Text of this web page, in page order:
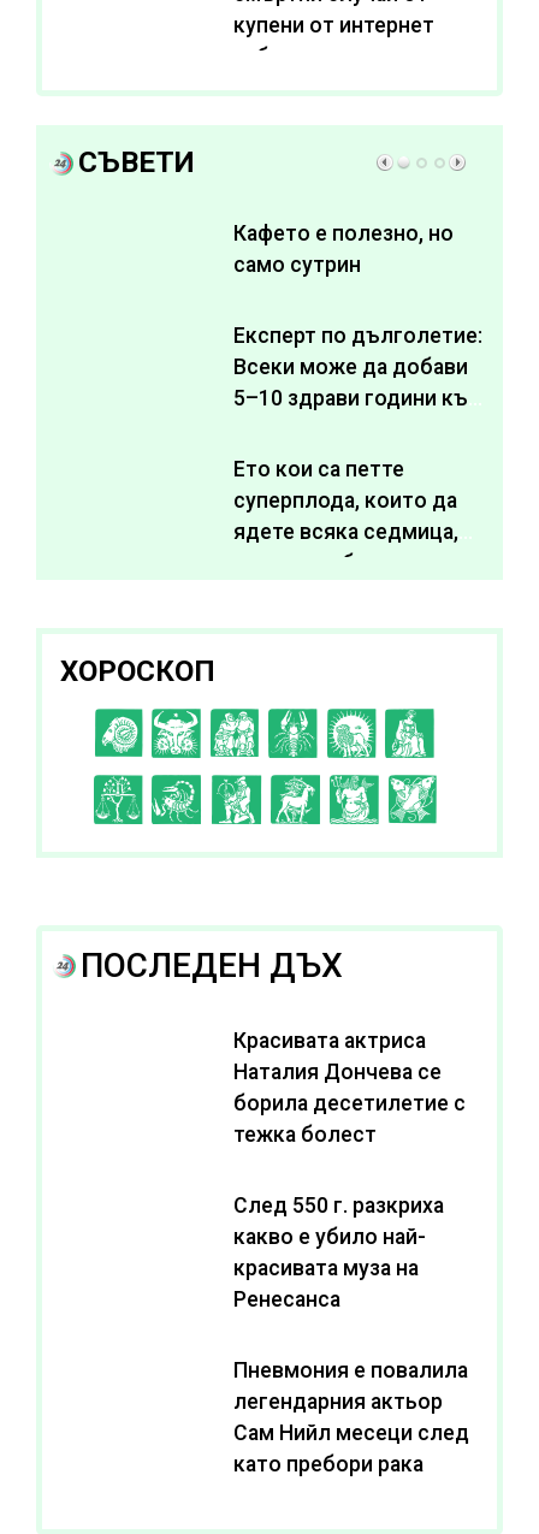
купени от интернет
субстанции за
отслабване
СЪВЕТИ
Кафето е полезно, но
само сутрин
Експерт по дълголетие:
Всеки може да добави
5–10 здрави години към
Ето кои са петте
суперплода, които да
ядете всяка седмица,
за да подобрите
ХОРОСКОП
C D EFGH
I J K L A B
ПОСЛЕДЕН ДЪХ
Красивата актриса
Наталия Дончева се
борила десетилетие с
тежка болест
След 550 г. разкриха
какво е убило най-
красивата муза на
Ренесанса
Пневмония е повалила
легендарния актьор
Сам Нийл месеци след
като пребори рака